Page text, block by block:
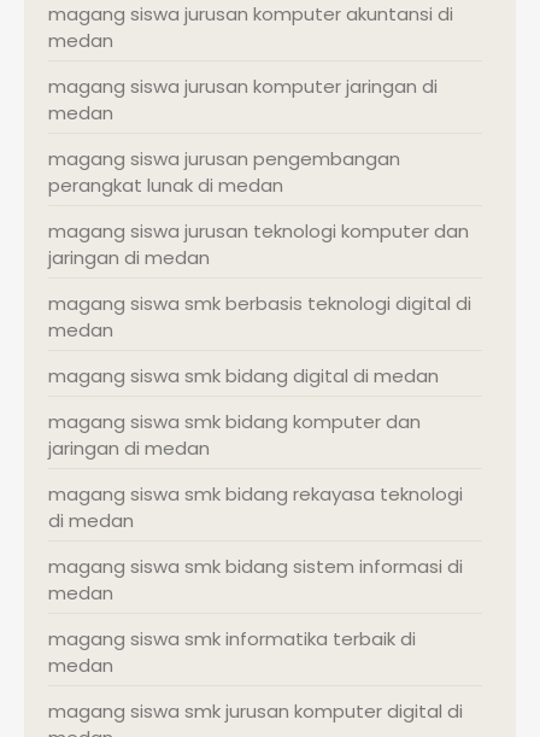
magang siswa jurusan komputer akuntansi di
medan
magang siswa jurusan komputer jaringan di
medan
magang siswa jurusan pengembangan
perangkat lunak di medan
magang siswa jurusan teknologi komputer dan
jaringan di medan
magang siswa smk berbasis teknologi digital di
medan
magang siswa smk bidang digital di medan
magang siswa smk bidang komputer dan
jaringan di medan
magang siswa smk bidang rekayasa teknologi
di medan
magang siswa smk bidang sistem informasi di
medan
magang siswa smk informatika terbaik di
medan
magang siswa smk jurusan komputer digital di